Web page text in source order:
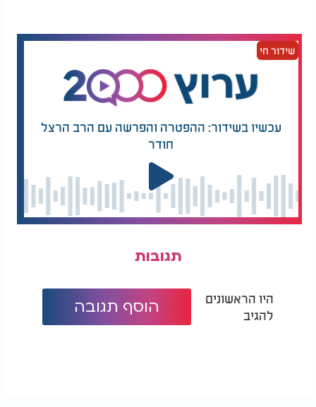
ביצה: מאחורי הקלעים של מכת כינים:
שידור חי
עכשיו בשידור: ההפטרה והפרשה עם הרב הרצל
חודר
תגובות
היו הראשונים
להגיב
הוסף תגובה